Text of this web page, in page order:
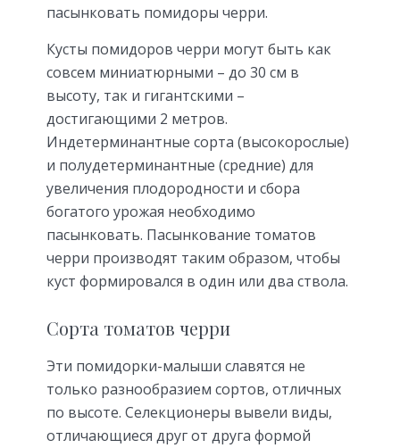
пасынковать помидоры черри.
Кусты помидоров черри могут быть как
совсем миниатюрными – до 30 см в
высоту, так и гигантскими –
достигающими 2 метров.
Индетерминантные сорта (высокорослые)
и полудетерминантные (средние) для
увеличения плодородности и сбора
богатого урожая необходимо
пасынковать. Пасынкование томатов
черри производят таким образом, чтобы
куст формировался в один или два ствола.
Сорта томатов черри
Эти помидорки-малыши славятся не
только разнообразием сортов, отличных
по высоте. Селекционеры вывели виды,
отличающиеся друг от друга формой